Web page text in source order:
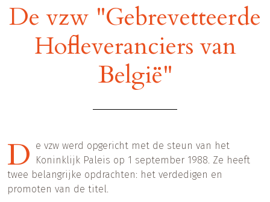
De vzw "Gebrevetteerde
Hofleveranciers van
België"
D e vzw werd opgericht met de steun van het
Koninklijk Paleis op 1 september 1988. Ze heeft
twee belangrijke opdrachten: het verdedigen en
promoten van de titel.